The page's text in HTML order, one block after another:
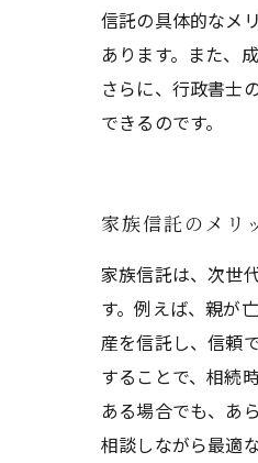
信託の具体的なメ
あります。また、
さらに、行政書士
できるのです。
家族信託のメリ
家族信託は、次世
す。例えば、親が
産を信託し、信頼
することで、相続
ある場合でも、あ
相談しながら最適